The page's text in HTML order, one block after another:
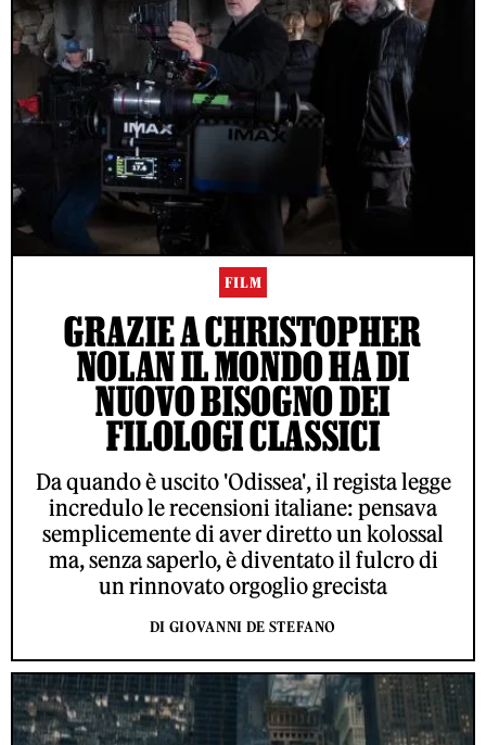
FILM
GRAZIE A CHRISTOPHER
NOLAN IL MONDO HA DI
NUOVO BISOGNO DEI
FILOLOGI CLASSICI
Da quando è uscito 'Odissea', il regista legge
incredulo le recensioni italiane: pensava
semplicemente di aver diretto un kolossal
ma, senza saperlo, è diventato il fulcro di
un rinnovato orgoglio grecista
DI GIOVANNI DE STEFANO